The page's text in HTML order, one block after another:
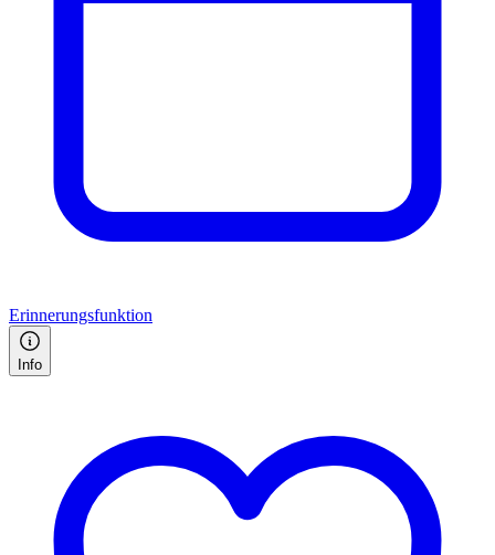
Erinnerungsfunktion
Info